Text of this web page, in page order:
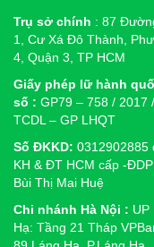
Trụ sở chính : 87
1, Cư Xá Đô Thành,
4, Quận 3, TP HCM
Giấy phép lữ hành
số : GP79 – 758 / 2017 /
TCDL – GP LHQT
Số ĐKKD: 0312902885
KH & ĐT HCM cấp -
Bùi Thị Mai Huệ
Chi nhánh Hà Nội : UP
Hạ: Tầng 21 Tháp